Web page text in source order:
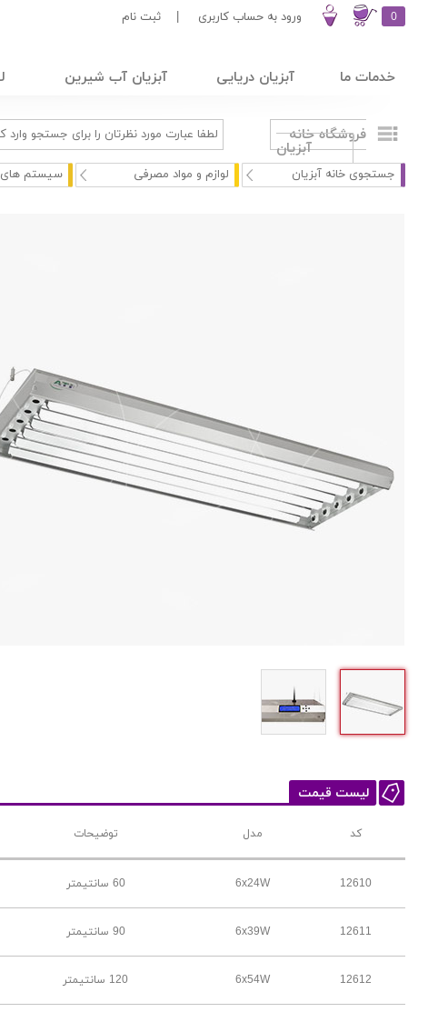
0 ورود به حساب کاربری ثبت نام
خدمات ما آبزیان دریایی آبزیان آب شیرین
فروشگاه خانه
آبزیان
جستجوی خانه آبزیان لوازم و مواد مصرفی سیستم های
لیست قیمت
کد مدل توضیحات
12610
6x24W 60 سانتیمتر
12611
6x39W 90 سانتیمتر
12612
6x54W 120 سانتیمتر